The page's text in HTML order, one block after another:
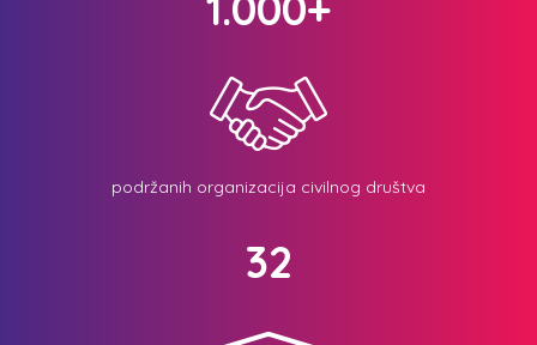
podržanih organizacija civilnog društva
32